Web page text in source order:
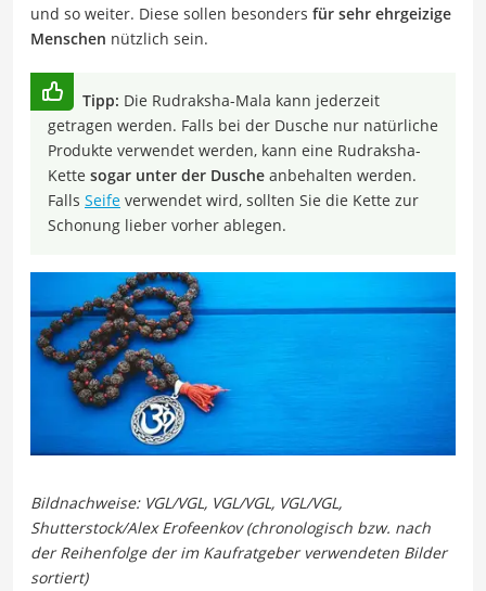
und so weiter. Diese sollen besonders für sehr ehrgeizige
Menschen nützlich sein.
Tipp: Die Rudraksha-Mala kann jederzeit
getragen werden. Falls bei der Dusche nur natürliche
Produkte verwendet werden, kann eine Rudraksha-
Kette sogar unter der Dusche anbehalten werden.
Falls Seife verwendet wird, sollten Sie die Kette zur
Schonung lieber vorher ablegen.